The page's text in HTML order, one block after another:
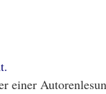
einer